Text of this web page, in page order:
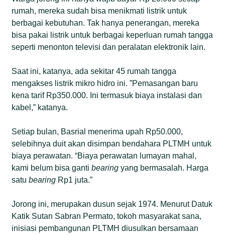
rumah, mereka sudah bisa menikmati listrik untuk
berbagai kebutuhan. Tak hanya penerangan, mereka
bisa pakai listrik untuk berbagai keperluan rumah tangga
seperti menonton televisi dan peralatan elektronik lain.
Saat ini, katanya, ada sekitar 45 rumah tangga
mengakses listrik mikro hidro ini. ”Pemasangan baru
kena tarif Rp350.000. Ini termasuk biaya instalasi dan
kabel,” katanya.
Setiap bulan, Basrial menerima upah Rp50.000,
selebihnya duit akan disimpan bendahara PLTMH untuk
biaya perawatan. “Biaya perawatan lumayan mahal,
kami belum bisa gantibearing yang bermasalah. Harga
satubearing Rp1 juta.”
Jorong ini, merupakan dusun sejak 1974. Menurut Datuk
Katik Sutan Sabran Permato, tokoh masyarakat sana,
inisiasi pembangunan PLTMH diusulkan bersamaan